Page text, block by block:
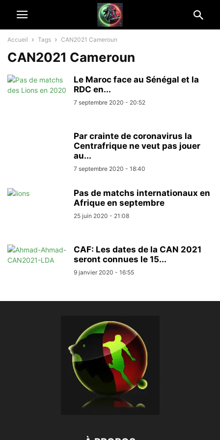
Accueil Tags CAN2021 Cameroun
CAN2021 Cameroun
Le Maroc face au Sénégal et la
RDC en...
7 septembre 2020 - 20:52
Par crainte de coronavirus la
Centrafrique ne veut pas jouer
au...
7 septembre 2020 - 18:40
Pas de matchs internationaux en
Afrique en septembre
25 juin 2020 - 21:08
CAF: Les dates de la CAN 2021
seront connues le 15...
9 janvier 2020 - 16:55